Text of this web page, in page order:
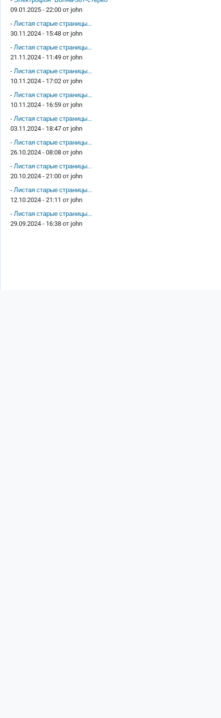
09.01.2025 - 22:00 от john
- Листая старые страницы...
30.11.2024 - 15:48 от john
- Листая старые страницы...
21.11.2024 - 11:49 от john
- Листая старые страницы...
10.11.2024 - 17:02 от john
- Листая старые страницы...
10.11.2024 - 16:59 от john
- Листая старые страницы...
03.11.2024 - 18:47 от john
- Листая старые страницы...
26.10.2024 - 08:08 от john
- Листая старые страницы...
20.10.2024 - 21:00 от john
- Листая старые страницы...
12.10.2024 - 21:11 от john
- Листая старые страницы...
29.09.2024 - 16:38 от john